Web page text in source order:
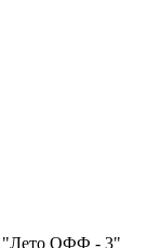
"Лето ОФФ - 3"